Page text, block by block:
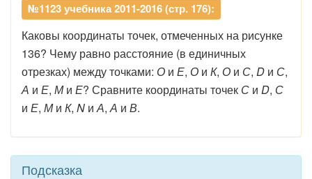
№1123 учебника 2011-2016 (стр. 176):
Каковы координаты точек, отмеченных на рисунке
136? Чему равно расстояние (в единичных
отрезках) между точками: О и Е, О и К, О и С, D и С,
А и Е, Ми Е? Сравните координаты точек С и D, С
и Е, Ми К, N иА,А и В.
Подсказка